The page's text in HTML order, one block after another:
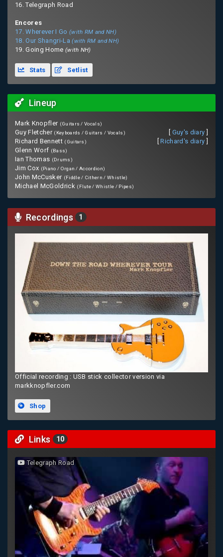
16. Telegraph Road
Encores
17. Wherever I Go (with RM and NH)
18. Our Shangri-La(with RM and NH)
19. Going Home (with NH)
Stats Setlist
Lineup
Mark Knopfler (Guitars / Vocals)
Guy Fletcher (Keyboards / Guitars / Vocals) Guy's diary
Richard Bennett (Guitars) [Richard's diary
Glenn Worf (Bass)
Ian Thomas (Drums)
Jim Cox (Piano / Organ / Accordion)
John McCusker (Fiddle / Cithern / Whistle)
Michael McGoldrick (Flute / Whistle / Pipes)
Recordings 1
Official recording : USB stick collector version via
markknopfler.com
Shop
Links 10
Telegraph Road